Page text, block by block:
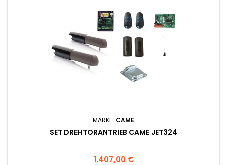
MARKE: CAME
SET DREHTORANTRIEB CAME JET324
Preis
1.407,00 €